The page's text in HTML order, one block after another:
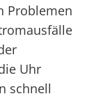
Problemen
Uhr
schnell